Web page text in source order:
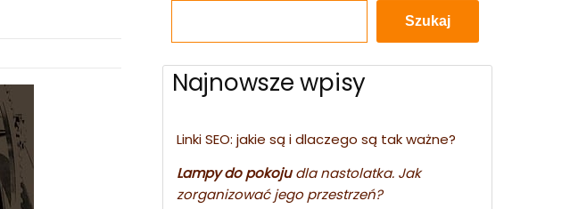
Szukaj
Najnowsze wpisy
Linki SEO: jakie są i dlaczego są tak ważne?
Lampy do pokojudla nastolatka. Jak
zorganizować jego przestrzeń?